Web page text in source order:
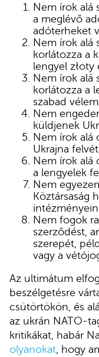
Nem írok alá
a meglévő
adóterheket
Nem írok alá
korlátozza a
lengyel złoty
Nem írok alá
korlátozza a
szabad
Nem
küldjenek
Nem írok alá
Ukrajna
Nem írok alá
a lengyelek
Nem
Köztársaság
Nem fogok
szerződést,
szerepét,
vagy a
Az ultimátum
beszélgetésre
csütörtökön, és
az ukrán NATO-
kritikákat, habár
olyanokat, hogy